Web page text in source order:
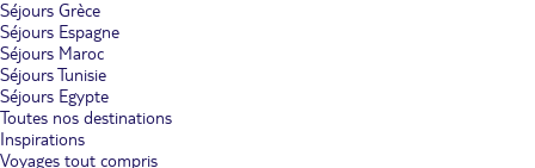
Séjours Grèce
Séjours Espagne
Séjours Maroc
Séjours Tunisie
Séjours Egypte
Toutes nos destinations
Inspirations
Voyages tout compris